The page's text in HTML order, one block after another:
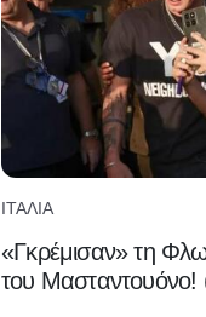
ΙΤΑΛΊΑ
«Γκρέμισαν» τη
του Μασταντουόνο!